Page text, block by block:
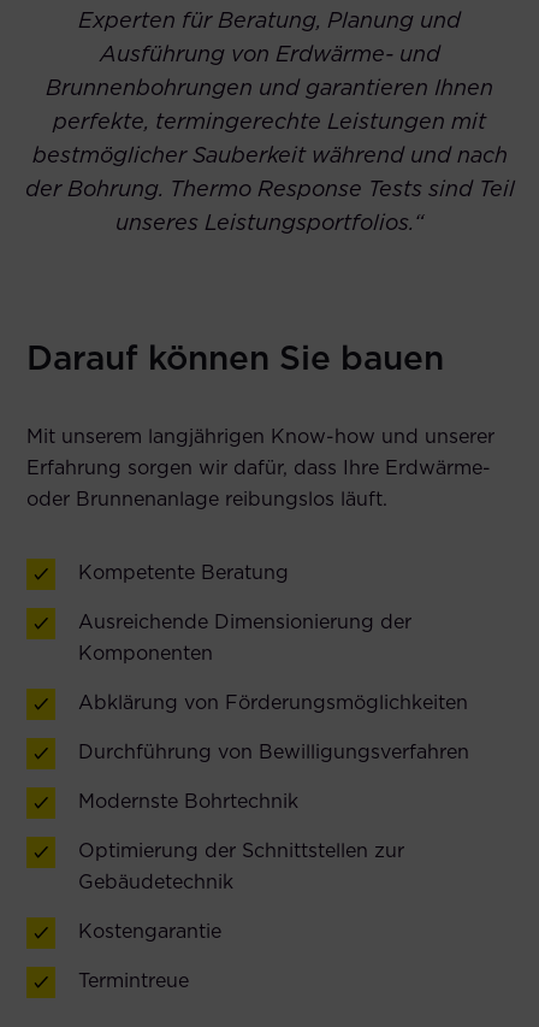
Experten für Beratung, Planung und
Ausführung von Erdwärme- und
Brunnenbohrungen und garantieren Ihnen
perfekte, termingerechte Leistungen mit
bestmöglicher Sauberkeit während und nach
der Bohrung. Thermo Response Tests sind Teil
unseres Leistungsportfolios.“
Darauf können Sie bauen
Mit unserem langjährigen Know-how und unserer
Erfahrung sorgen wir dafür, dass Ihre Erdwärme-
oder Brunnenanlage reibungslos läuft.
Kompetente Beratung
Ausreichende Dimensionierung der
Komponenten
Abklärung von Förderungsmöglichkeiten
Durchführung von Bewilligungsverfahren
Modernste Bohrtechnik
Optimierung der Schnittstellen zur
Gebäudetechnik
Kostengarantie
Termintreue